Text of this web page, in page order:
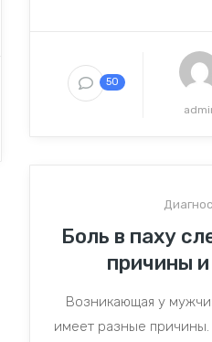
50
Боль в паху
причины
Возникающая у
имеет разные причины.